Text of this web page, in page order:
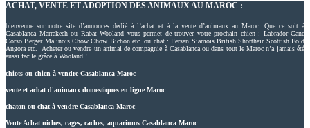
ACHAT, VENTE ET ADOPTION DES ANIMAUX AU MAROC :
bienvenue sur notre site d’annonces dédié à l’achat et à la vente d’animaux au Maroc. Que ce soit à
Casablanca Marrakech ou Rabat Wooland vous permet de trouver votre prochain chien : Labrador Cane
Corso Berger Malinois Chow Chow Bichon etc. ou chat : Persan Siamois British Shorthair Scottish Fold
Angora etc. Acheter ou vendre un animal de compagnie à Casablanca ou dans tout le Maroc n’a jamais été
aussi facile grâce à Wooland !
chiots ou chien à vendre Casablanca Maroc
vente et achat d'animaux domestiques en ligne Maroc
chaton ou chat à vendre Casablanca Maroc
Vente Achat niches, cages, caches, aquariums Casablanca Maroc